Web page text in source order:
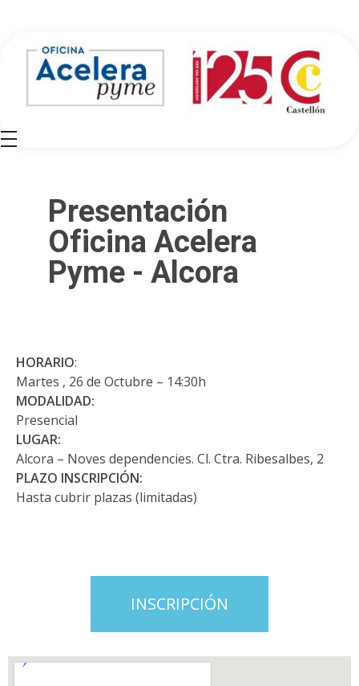
Presentación
Oficina Acelera
Pyme - Alcora
HORARIO:
Martes , 26 de Octubre – 14:30h
MODALIDAD:
Presencial
LUGAR:
Alcora – Noves dependencies. Cl. Ctra. Ribesalbes, 2
PLAZO INSCRIPCIÓN:
Hasta cubrir plazas (limitadas)
INSCRIPCIÓN